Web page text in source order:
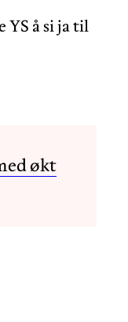
YS å si ja til
økt